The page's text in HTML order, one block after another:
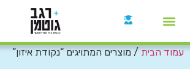
עמוד הבית/ מוצרים המתויגים “נקודת איזון”